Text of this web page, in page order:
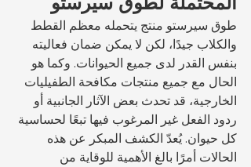
طوق سيرستو منتج يتحمله معظم القطط
والكلاب جيدًا، لكن لا يمكن ضمان فعاليته
بنفس القدر لدى جميع الحيوانات. وكما هو
الحال مع جميع منتجات مكافحة الطفيليات
الخارجية، قد تحدث بعض الآثار الجانبية أو
ردود الفعل غير المرغوب فيها تبعًا لحساسية
كل حيوان. يُعدّ الكشف المبكر عن هذه
الحالات أمرًا بالغ الأهمية للوقاية من